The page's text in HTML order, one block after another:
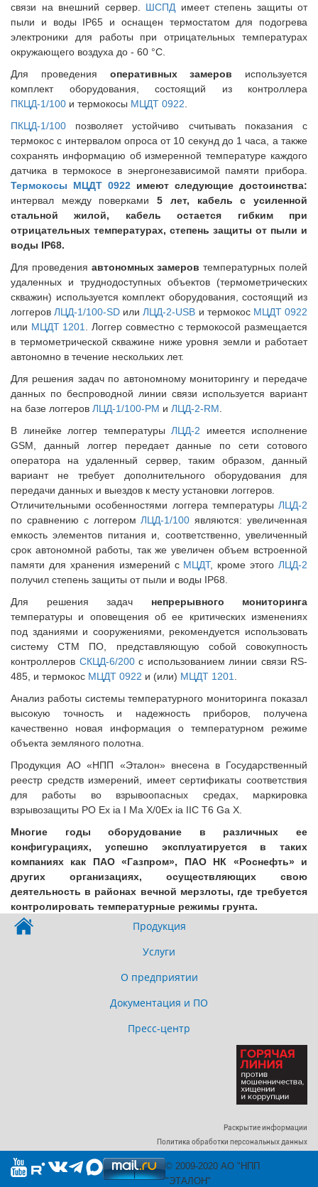
связи на внешний сервер. ШСПД имеет степень защиты от
пыли и воды IP65 и оснащен термостатом для подогрева
электроники для работы при отрицательных температурах
окружающего воздуха до - 60 °С.
Для проведения оперативных замеров используется
комплект оборудования, состоящий из контроллера
ПКЦД-1/100 и термокосы МЦДТ 0922.
ПКЦД-1/100 позволяет устойчиво считывать показания с
термокос с интервалом опроса от 10 секунд до 1 часа, а также
сохранять информацию об измеренной температуре каждого
датчика в термокосе в энергонезависимой памяти прибора.
Термокосы МЦДТ 0922 имеют следующие достоинства:
интервал между поверками5 лет, кабель с усиленной
стальной жилой, кабель остается гибким при
отрицательных температурах, степень защиты от пыли и
воды IP68.
Для проведения автономных замеров температурных полей
удаленных и труднодоступных объектов (термометрических
скважин) используется комплект оборудования, состоящий из
логгеровЛЦД-1/100-SD илиЛЦД-2-USB и термокос МЦДТ 0922
или МЦДТ 1201. Логгер совместно с термокосой размещается
в термометрической скважине ниже уровня земли и работает
автономно в течение нескольких лет.
Для решения задач по автономному мониторингу и передаче
данных по беспроводной линии связи используется вариант
на базе логгеров ЛЦД-1/100-РМ и ЛЦД-2-RM.
В линейке логгер температуры ЛЦД-2 имеется исполнение
GSM, данный логгер передает данные по сети сотового
оператора на удаленный сервер, таким образом, данный
вариант не требует дополнительного оборудования для
передачи данных и выездов к месту установки логгеров.
Отличительными особенностями логгера температуры ЛЦД-2
по сравнению с логгеромЛЦД-1/100 являются: увеличенная
емкость элементов питания и, соответственно, увеличенный
срок автономной работы, так же увеличен объем встроенной
памяти для хранения измерений с МЦДТ, кроме этого ЛЦД-2
получил степень защиты от пыли и воды IP68.
Для решения задач непрерывного мониторинга
температуры и оповещения об ее критических изменениях
под зданиями и сооружениями, рекомендуется использовать
систему СТМ ПО, представляющую собой совокупность
контроллеров СКЦД-6/200с использованием линии связи RS-
485, и термокос МЦДТ 0922 и (или) МЦДТ 1201.
Анализ работы системы температурного мониторинга показал
высокую точность и надежность приборов, получена
качественно новая информация о температурном режиме
объекта земляного полотна.
Продукция АО «НПП «Эталон» внесена в Государственный
реестр средств измерений, имеет сертификаты соответствия
для работы во взрывоопасных средах, маркировка
взрывозащиты РО Ех ia I Ma X/0Ex ia IIC T6 Ga X.
Многие годы оборудование в различных ее
конфигурациях, успешно эксплуатируется в таких
компаниях как ПАО «Газпром», ПАО НК «Роснефть» и
других организациях, осуществляющих свою
деятельность в районах вечной мерзлоты, где требуется
контролировать температурные режимы грунта.
Продукция
Услуги
О предприятии
Документация и ПО
Пресс-центр
Раскрытие информации
Политика обработки персональных данных
© 2009-2020 АО "НПП
"ЭТАЛОН"